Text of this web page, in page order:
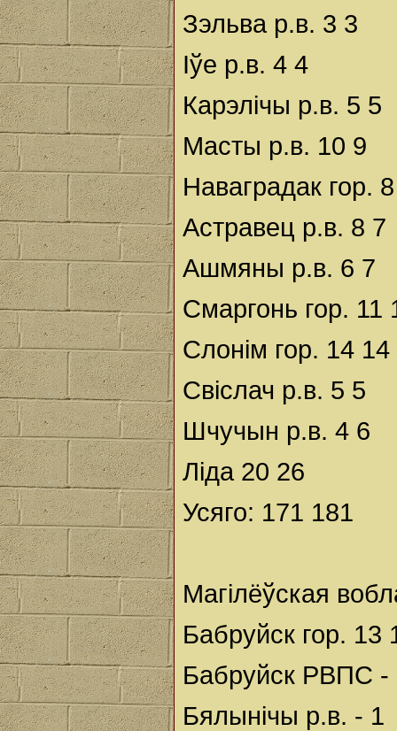
Зэльва р.в. 3 3
Іўе р.в. 4 4
Карэлічы р.в. 5 5
Масты р.в. 10 9
Наваградак гор.
Астравец р.в. 8 7
Ашмяны р.в. 6 7
Смаргонь гор. 11
Слонім гор. 14 14
Свіслач р.в. 5 5
Шчучын р.в. 4 6
Ліда 20 26
Усяго: 171 181
Магілёўская
Бабруйск гор. 13
Бабруйск РВПС -
Бялынічы р.в. - 1